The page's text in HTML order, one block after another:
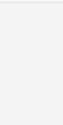
改善成本相
參考。2.資料
建議在未來研
物性等職業
該模式納入
業人員之對
系統之操作